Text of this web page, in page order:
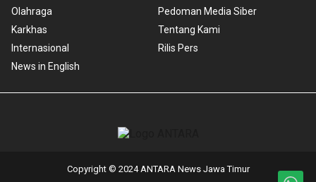
Olahraga
Karkhas
Internasional
News in English
Pedoman Media Siber
Tentang Kami
Rilis Pers
Copyright © 2024 ANTARA News Jawa Timur